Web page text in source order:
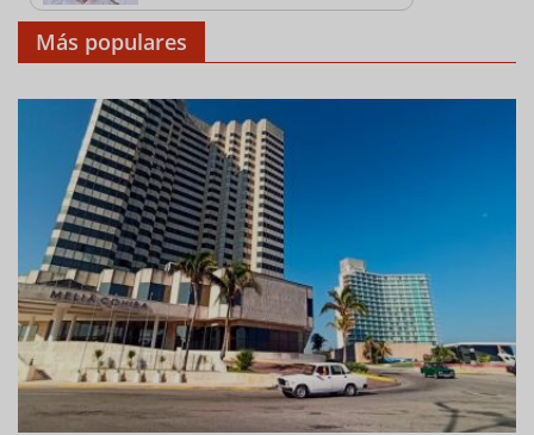
Más populares